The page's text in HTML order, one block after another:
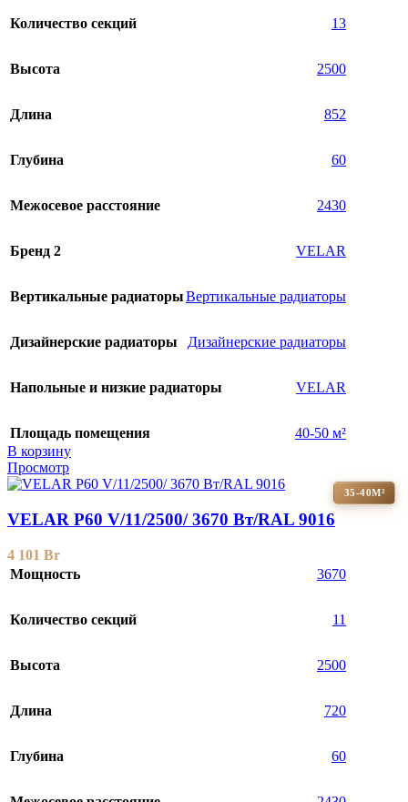
Количество секций 13
Высота 2500
Длина 852
Глубина 60
Межосевое расстояние 2430
Бренд 2 VELAR
Вертикальные радиаторыВертикальные радиаторы
Дизайнерские радиаторы Дизайнерские радиаторы
Напольные и низкие радиаторы VELAR
Площадь помещения
40-50 м²
В корзину
Просмотр
35-40М²
VELAR P60 V/11/2500/ 3670 Bт/RAL 9016
4 101 Br
Мощность
3670
Количество секций 11
Высота 2500
Длина 720
Глубина 60